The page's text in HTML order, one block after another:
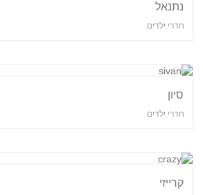
נתנאל
חדרי ילדים
סיון
חדרי ילדים
קרייזי